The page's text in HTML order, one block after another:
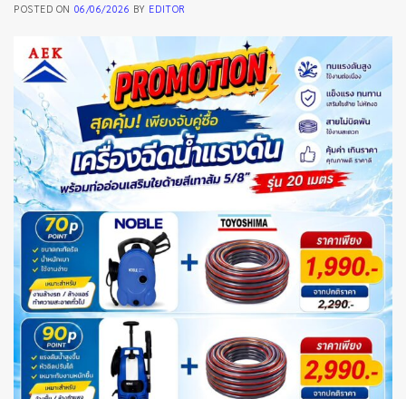
POSTED ON 06/06/2026 BY EDITOR